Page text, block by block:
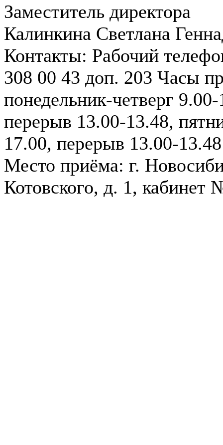
Заместитель директора
Калинкина Светлана
Контакты: Рабочий
308 00 43 доп. 203 Часы
понедельник-четверг
перерыв 13.00-13.48,
17.00, перерыв 13.00-13.48
Место приёма: г.
Котовского, д. 1, кабинет